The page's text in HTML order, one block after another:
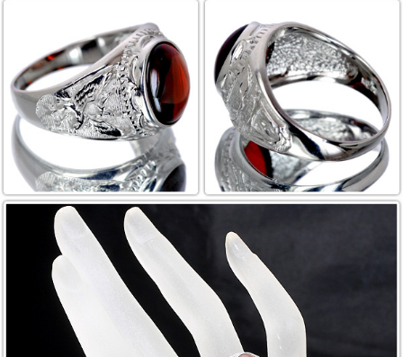
カートを見る
お買い物を続ける